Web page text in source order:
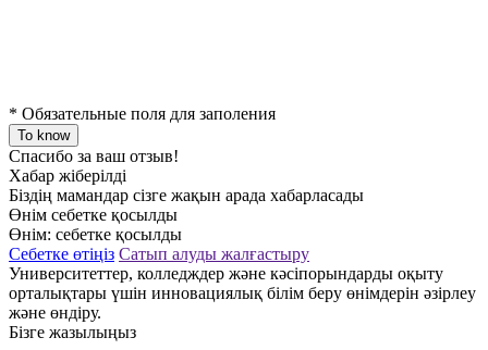
* Обязательные поля для заполения
To know
Спасибо за ваш отзыв!
Хабар жіберілді
Біздің мамандар сізге жақын арада хабарласады
Өнім себетке қосылды
Өнім: себетке қосылды
Себетке өтіңіз Сатып алуды жалғастыру
Университеттер, колледждер және кәсіпорындарды оқыту
орталықтары үшін инновациялық білім беру өнімдерін әзірлеу
және өндіру.
Бізге жазылыңыз